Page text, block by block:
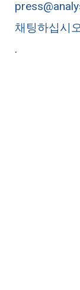
채팅하십시
.